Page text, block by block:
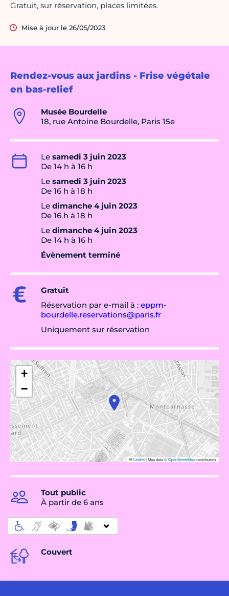
Rendez-vous aux jardins - Frise végétale
en bas-relief
Musée Bourdelle
18, rue Antoine Bourdelle, Paris 15e
Le samedi 3 juin 2023
De 14 h à 16 h
Le samedi 3 juin 2023
De 16 h à 18 h
Le dimanche 4 juin 2023
De 16 h à 18 h
Le dimanche 4 juin 2023
De 14 h à 16 h
Évènement terminé
Gratuit
Réservation par e-mail à : eppm-
bourdelle.reservations@paris.fr
Uniquement sur réservation
+
−
Leaflet|Map data ©OpenStreetMapcontributors
Tout public
À partir de 6 ans
Couvert
Gratuit, sur réservation, places limitées.
Mise à jour le 26/05/2023